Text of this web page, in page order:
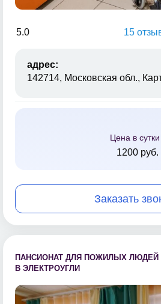
5.0 15
адрес:
142714, Московская обл.,
Цена в сутки
1200 руб.
Заказать
ПАНСИОНАТ ДЛЯ ПОЖИЛЫХ ЛЮДЕЙ
В ЭЛЕКТРОУГЛИ